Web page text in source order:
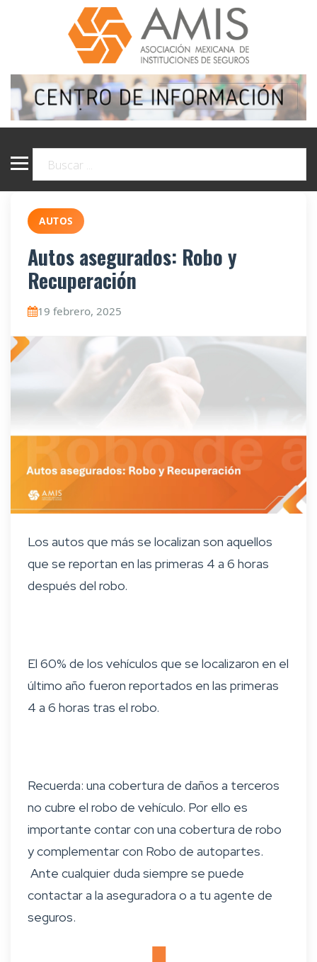
AUTOS
Autos asegurados: Robo y
Recuperación
19 febrero, 2025
Los autos que más se localizan son aquellos
que se reportan en las primeras 4 a 6 horas
después del robo.
El 60% de los vehículos que se localizaron en el
último año fueron reportados en las primeras
4 a 6 horas tras el robo.
Recuerda: una cobertura de daños a terceros
no cubre el robo de vehículo. Por ello es
importante contar con una cobertura de robo
y complementar con Robo de autopartes.
Ante cualquier duda siempre se puede
contactar a la aseguradora o a tu agente de
seguros.